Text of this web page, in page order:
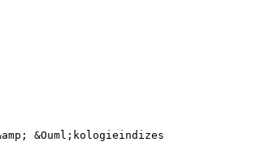
&Ouml;kologieindizes